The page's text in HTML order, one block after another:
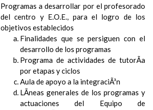
Programas a desarrollar por el profesorado
del centro y E.O.E., para el logro de los
objetivos establecidos
Finalidades que se persiguen con el
desarrollo de los programas
Programa de actividades de tutorÃ­a
por etapas y ciclos
Aula de apoyo a la integraciÃ³n
LÃ­neas generales de los programas y
actuaciones del Equipo de